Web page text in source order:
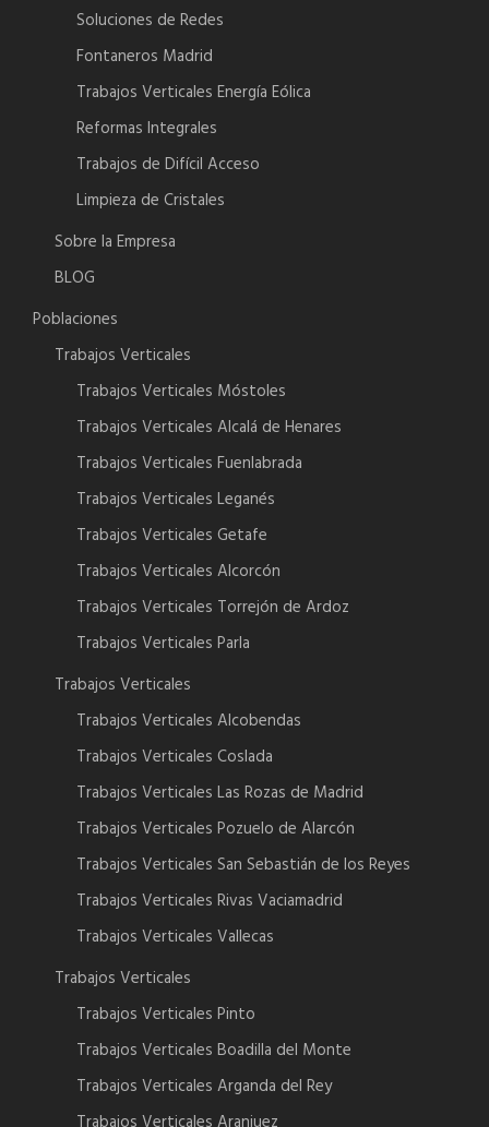
Soluciones de Redes
Fontaneros Madrid
Trabajos Verticales Energía Eólica
Reformas Integrales
Trabajos de Difícil Acceso
Limpieza de Cristales
Sobre la Empresa
BLOG
Poblaciones
Trabajos Verticales
Trabajos Verticales Móstoles
Trabajos Verticales Alcalá de Henares
Trabajos Verticales Fuenlabrada
Trabajos Verticales Leganés
Trabajos Verticales Getafe
Trabajos Verticales Alcorcón
Trabajos Verticales Torrejón de Ardoz
Trabajos Verticales Parla
Trabajos Verticales
Trabajos Verticales Alcobendas
Trabajos Verticales Coslada
Trabajos Verticales Las Rozas de Madrid
Trabajos Verticales Pozuelo de Alarcón
Trabajos Verticales San Sebastián de los Reyes
Trabajos Verticales Rivas Vaciamadrid
Trabajos Verticales Vallecas
Trabajos Verticales
Trabajos Verticales Pinto
Trabajos Verticales Boadilla del Monte
Trabajos Verticales Arganda del Rey